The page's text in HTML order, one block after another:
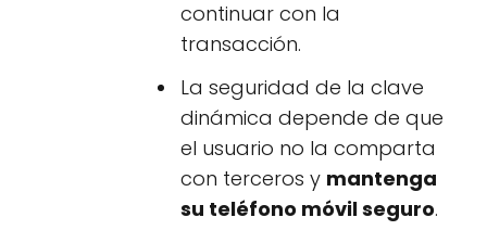
continuar con la
transacción.
La seguridad de la clave
dinámica depende de que
el usuario no la comparta
con terceros y mantenga
su teléfono móvil seguro.